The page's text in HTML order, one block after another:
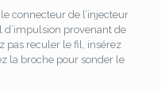
connecteur de l’injecteur
d’impulsion provenant de
pas reculer le fil, insérez
la broche pour sonder le